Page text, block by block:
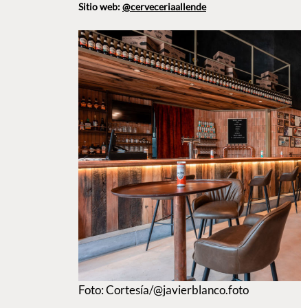
Sitio web:@cerveceriaallende
Foto: Cortesía/@javierblanco.foto